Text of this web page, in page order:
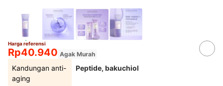
Harga referensi
Rp40.940 Agak Murah
Kandungan anti-
aging
Peptide, bakuchiol